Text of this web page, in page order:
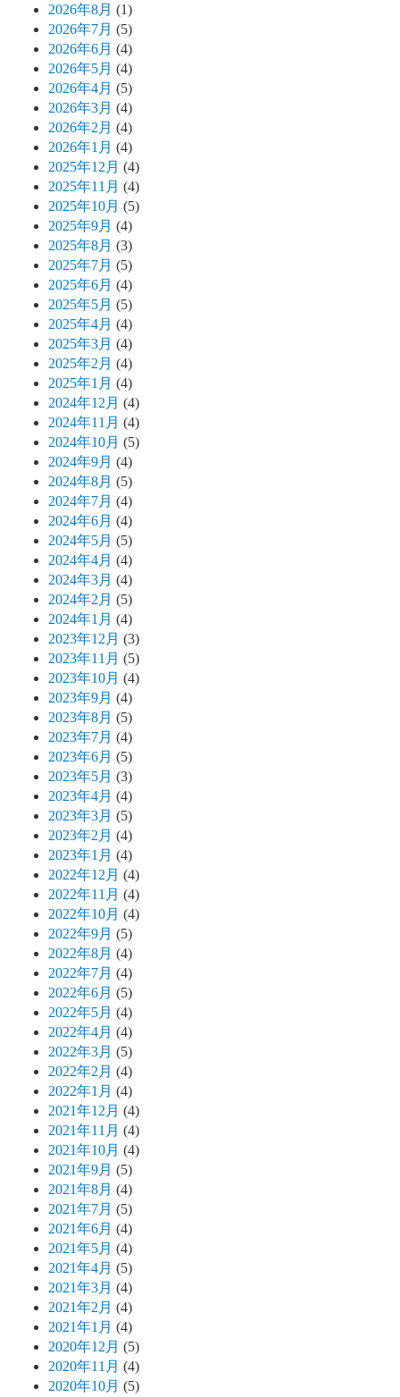
2026年8月 (1)
2026年7月 (5)
2026年6月 (4)
2026年5月 (4)
2026年4月 (5)
2026年3月 (4)
2026年2月 (4)
2026年1月 (4)
2025年12月 (4)
2025年11月 (4)
2025年10月 (5)
2025年9月 (4)
2025年8月 (3)
2025年7月 (5)
2025年6月 (4)
2025年5月 (5)
2025年4月 (4)
2025年3月 (4)
2025年2月 (4)
2025年1月 (4)
2024年12月 (4)
2024年11月 (4)
2024年10月 (5)
2024年9月 (4)
2024年8月 (5)
2024年7月 (4)
2024年6月 (4)
2024年5月 (5)
2024年4月 (4)
2024年3月 (4)
2024年2月 (5)
2024年1月 (4)
2023年12月 (3)
2023年11月 (5)
2023年10月 (4)
2023年9月 (4)
2023年8月 (5)
2023年7月 (4)
2023年6月 (5)
2023年5月 (3)
2023年4月 (4)
2023年3月 (5)
2023年2月 (4)
2023年1月 (4)
2022年12月 (4)
2022年11月 (4)
2022年10月 (4)
2022年9月 (5)
2022年8月 (4)
2022年7月 (4)
2022年6月 (5)
2022年5月 (4)
2022年4月 (4)
2022年3月 (5)
2022年2月 (4)
2022年1月 (4)
2021年12月 (4)
2021年11月 (4)
2021年10月 (4)
2021年9月 (5)
2021年8月 (4)
2021年7月 (5)
2021年6月 (4)
2021年5月 (4)
2021年4月 (5)
2021年3月 (4)
2021年2月 (4)
2021年1月 (4)
2020年12月 (5)
2020年11月 (4)
2020年10月 (5)